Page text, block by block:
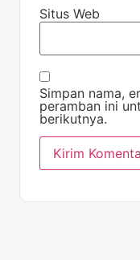
Situs Web
Simpan nama,
peramban ini
berikutnya.